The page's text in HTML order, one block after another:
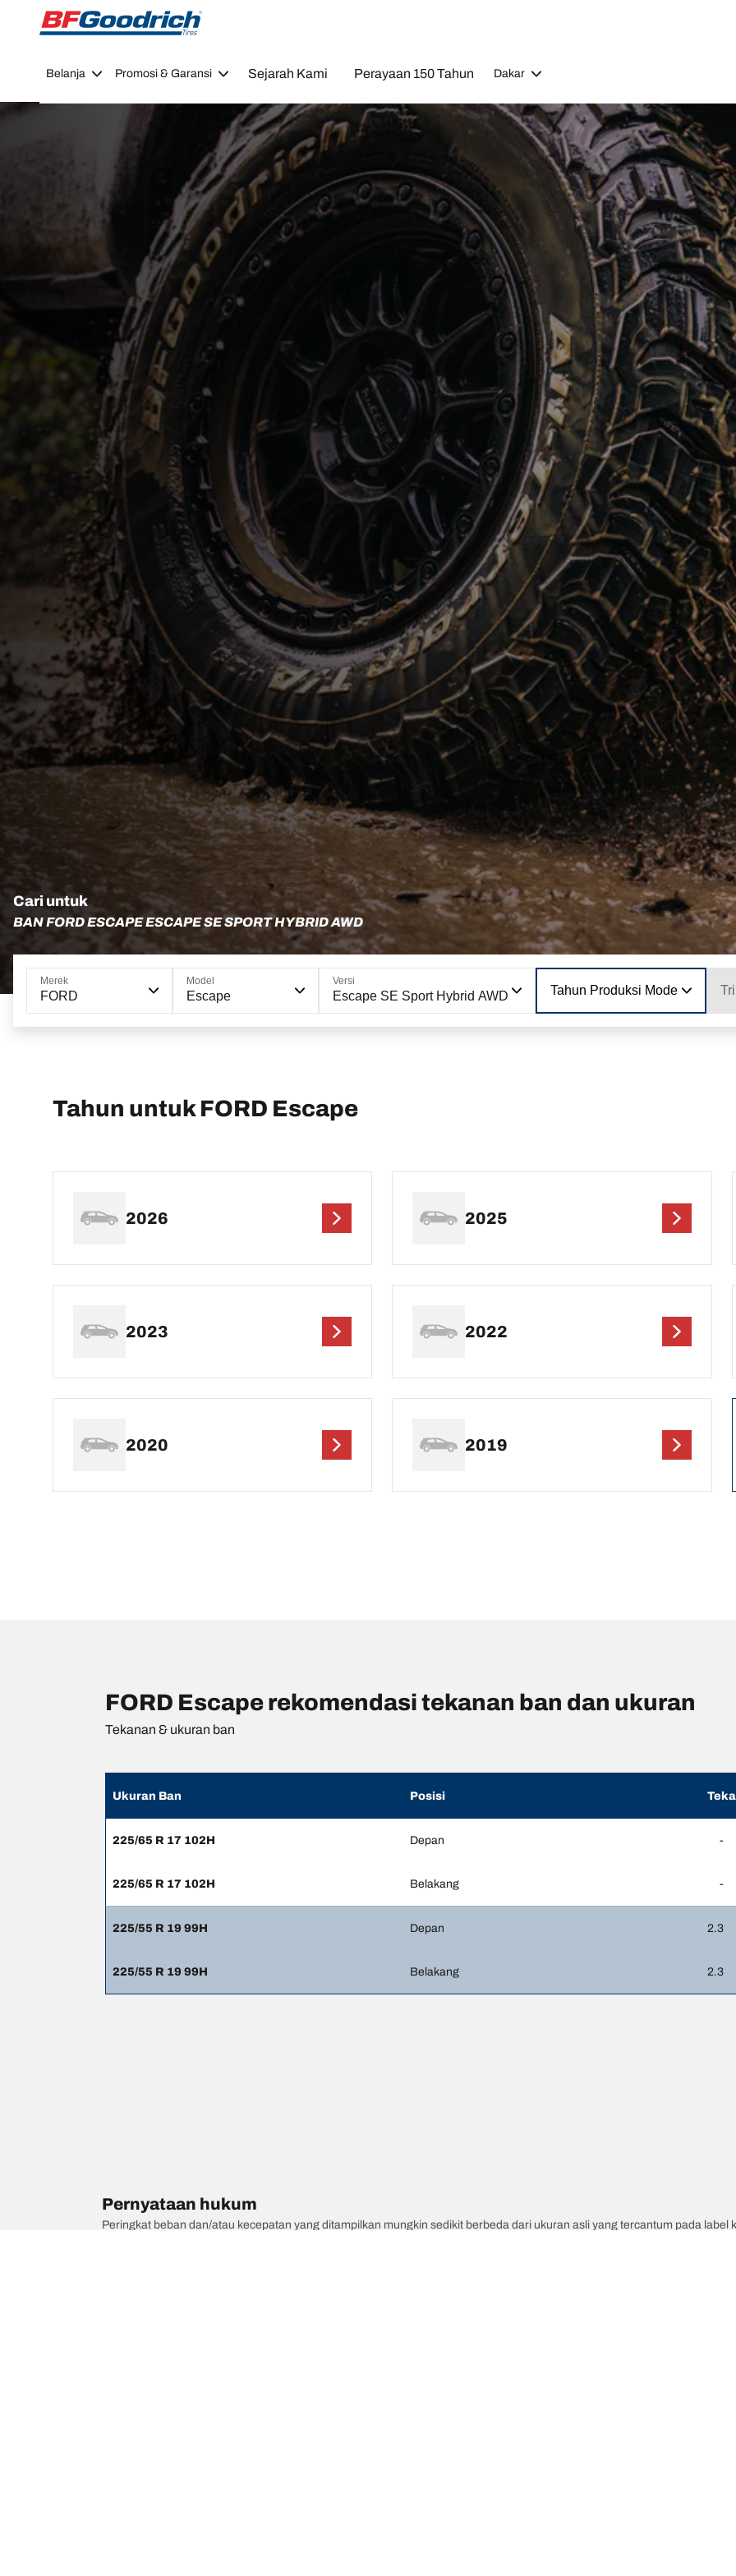
Go to page content
Go to page navigation
Belanja Promosi & Garansi Sejarah Kami Perayaan 150 Tahun Dakar
Cari untuk
BAN FORD ESCAPE ESCAPE SE SPORT HYBRID AWD
Merek
FORD
Model
Escape
Versi
Escape SE Sport Hybrid AWD Tahun Produksi Model
Tahun untuk FORD Escape
2026 2025
2023 2022
2020 2019
FORD Escape rekomendasi tekanan ban dan ukuran
Tekanan & ukuran ban
Ukuran Ban Posisi
225/65 R 17 102H Depan -
225/65 R 17 102H Belakang -
225/55 R 19 99H Depan 2.3
225/55 R 19 99H Belakang 2.3
Pernyataan hukum
Peringkat beban dan/atau kecepatan yang ditampilkan mungkin sedikit berbeda dari ukuran asli yang tercantum pada